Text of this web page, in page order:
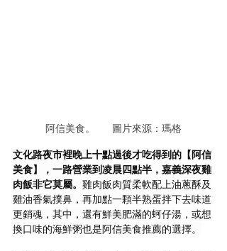
阿信美食。      圖片來源：瑪格
文化路夜市裡晚上十點過後才吃得到的【阿信
美食】，一路營業到凌晨四點半，嘉義深夜雞
肉飯非它莫屬。 雞肉飯肉質柔軟配上油蔥酥及
雞油香氣撲鼻，再加點一顆半熟蛋拌下去味道
更銷魂，其中，還有鮮美肥滿的蚵仔湯，或想
換口味的海鮮粥也是阿信美食推薦的選擇。